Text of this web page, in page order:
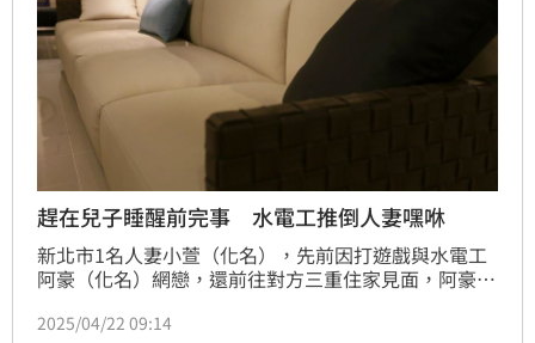
趕在兒子睡醒前完事 水電工推倒人妻嘿咻
新北市1名人妻小萱（化名），先前因打遊戲與水電工
阿豪（化名）網戀，還前往對方三重住家見面，阿豪急
即將醒來，兩人進一步發生性關係並拍下性愛片，事後
2025/04/22 09:14